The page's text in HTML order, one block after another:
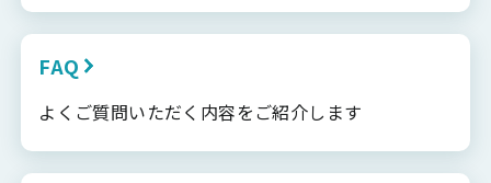
FAQ
よくご質問いただく内容をご紹介します